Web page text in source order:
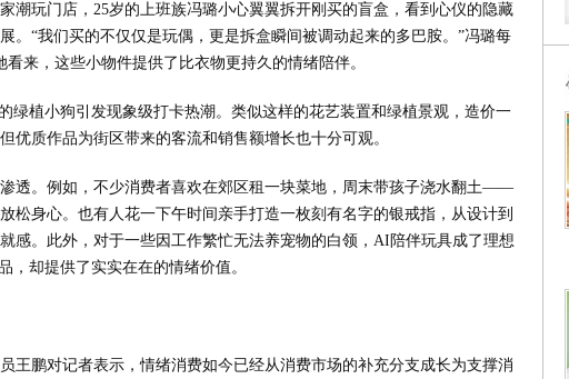
潮玩门店，25岁的上班族冯璐小心翼翼拆开刚买的盲盒，看到心仪的隐藏
。“我们买的不仅仅是玩偶，更是拆盒瞬间被调动起来的多巴胺。”冯璐每
看来，这些小物件提供了比衣物更持久的情绪陪伴。
绿植小狗引发现象级打卡热潮。类似这样的花艺装置和绿植景观，造价一
优质作品为街区带来的客流和销售额增长也十分可观。
透。例如，不少消费者喜欢在郊区租一块菜地，周末带孩子浇水翻土——
松身心。也有人花一下午时间亲手打造一枚刻有名字的银戒指，从设计到
感。此外，对于一些因工作繁忙无法养宠物的白领，AI陪伴玩具成了理想
，却提供了实实在在的情绪价值。
王鹏对记者表示，情绪消费如今已经从消费市场的补充分支成长为支撑消